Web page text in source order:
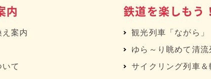
内
え案内
て
鉄道を楽しもう
観光列車「ながら」
ゆら～り眺めて清流
サイクリング列車＆